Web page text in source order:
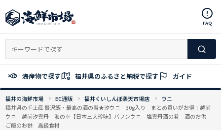
ン
ン
へ
ッ
プ
FAQ
海産物で探す 福井県のふるさと納税で探す ガイド
福井の海鮮市場 EC通販 福井くいしんぼ楽天市場店
ウニ
福井県の手土産 贅沢飯・最高の酒の肴★汐ウニ 30g入り まとめ買いがお得！越前
ウニ 越前汐雲丹 海の幸【日本三大珍味】バフンウニ 塩雲丹酒の肴 酒のお供
ご飯のお供 高級食材